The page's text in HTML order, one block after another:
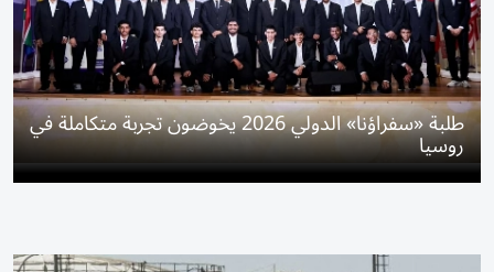
طلبة «سفراؤنا» الدولي 2026 يخوضون تجربة متكاملة في
روسيا